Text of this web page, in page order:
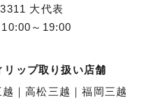
大代表
～19:00
リップ取り扱い店舗
｜高松三越 ｜福岡三越